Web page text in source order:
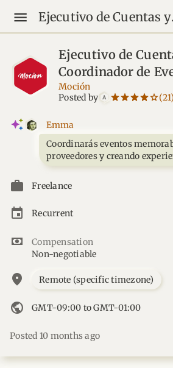
Ejecutivo de
Coordinador de
Moción
Posted by
A star_borderstar_borderstar_borderstar_borderstar_border
starstarstarstarstar(21)
Emma
Coordinarás eventos
proveedores y creando
Freelance
Recurrent
Compensation
Non-negotiable
location_on Remote (specific timezone)
public GMT-09:00 to GMT-01:00
Posted 10 months ago